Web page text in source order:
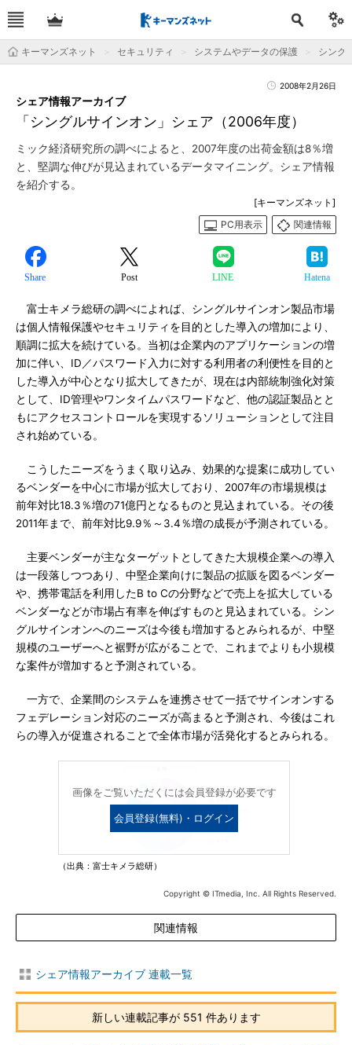
キーマンズネット セキュリティ システムやデータの保護 シング
2008年2月26日
「シングルサインオン」シェア（2006年度）
シェア情報アーカイブ
ミック経済研究所の調べによると、2007年度の出荷金額は8％増
と、堅調な伸びが見込まれているデータマイニング。シェア情報
を紹介する。
[キーマンズネット]
PC用表示
関連情報
Share Post LINE Hatena
富士キメラ総研の調べによれば、シングルサインオン製品市場
は個人情報保護やセキュリティを目的とした導入の増加により、
順調に拡大を続けている。当初は企業内のアプリケーションの増
加に伴い、ID／パスワード入力に対する利用者の利便性を目的と
した導入が中心となり拡大してきたが、現在は内部統制強化対策
として、ID管理やワンタイムパスワードなど、他の認証製品とと
もにアクセスコントロールを実現するソリューションとして注目
され始めている。
こうしたニーズをうまく取り込み、効果的な提案に成功してい
るベンダーを中心に市場が拡大しており、2007年の市場規模は
前年対比18.3％増の71億円となるものと見込まれている。その後
2011年まで、前年対比9.9％～3.4％増の成長が予測されている。
主要ベンダーが主なターゲットとしてきた大規模企業への導入
は一段落しつつあり、中堅企業向けに製品の拡販を図るベンダー
や、携帯電話を利用したB to Cの分野などで売上を拡大している
ベンダーなどが市場占有率を伸ばすものと見込まれている。シン
グルサインオンへのニーズは今後も増加するとみられるが、中堅
規模のユーザーへと裾野が広がることで、これまでよりも小規模
な案件が増加すると予測されている。
一方で、企業間のシステムを連携させて一括でサインオンする
フェデレーション対応のニーズが高まると予測され、今後はこれ
らの導入が促進されることで全体市場が活発化するとみられる。
画像をご覧いただくには会員登録が必要です
会員登録(無料)・ログイン
（出典：富士キメラ総研）
Copyright © ITmedia, Inc. All Rights Reserved.
関連情報
シェア情報アーカイブ 連載一覧
新しい連載記事が 551 件あります